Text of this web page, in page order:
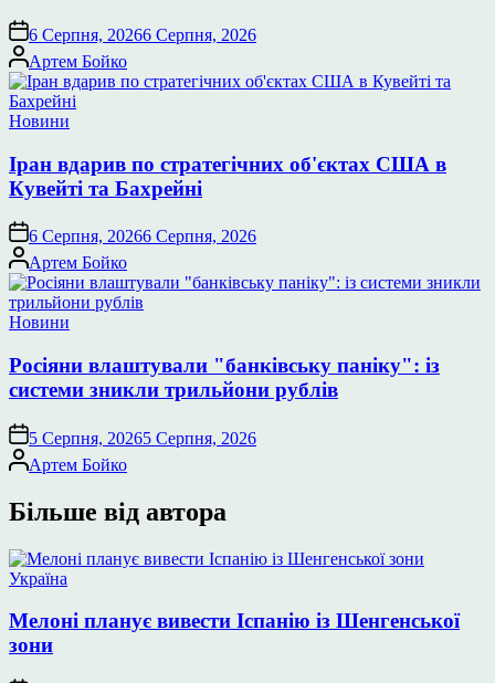
6 Серпня, 20266 Серпня, 2026
Опубліковано
Артем Бойко
Опублікувати
Новини
Іран вдарив по стратегічних об'єктах США в
Кувейті та Бахрейні
6 Серпня, 20266 Серпня, 2026
Опубліковано
Артем Бойко
Опублікувати
Новини
Росіяни влаштували "банківську паніку": із
системи зникли трильйони рублів
5 Серпня, 20265 Серпня, 2026
Опубліковано
Артем Бойко
Більше від автора
Опублікувати
Україна
Мелоні планує вивести Іспанію із Шенгенської
зони